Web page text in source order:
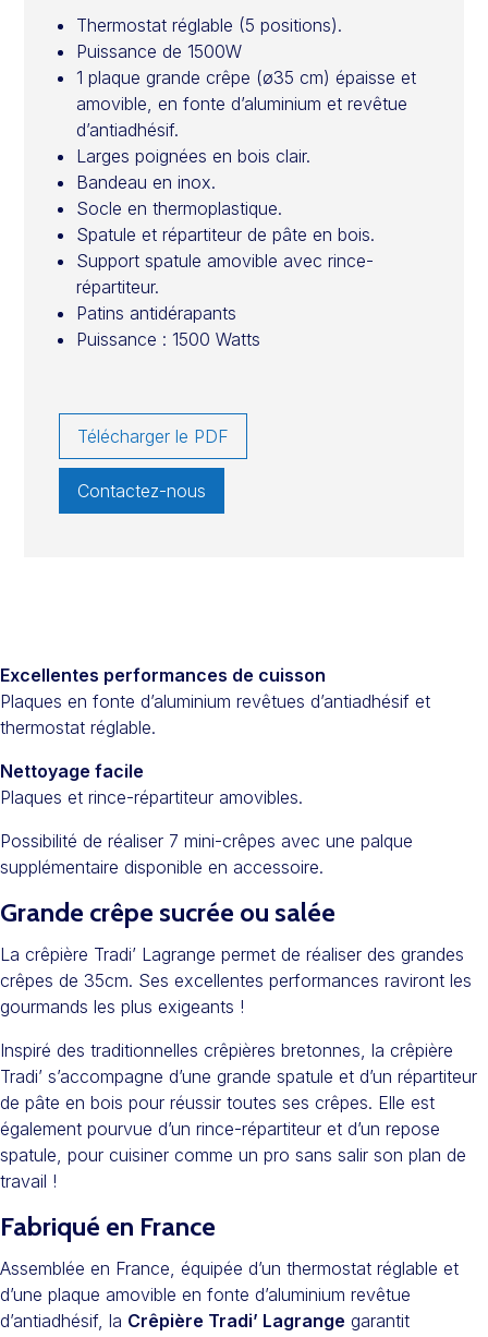
Thermostat réglable (5 positions).
Puissance de 1500W
1 plaque grande crêpe (ø35 cm) épaisse et
amovible, en fonte d’aluminium et revêtue
d’antiadhésif.
Larges poignées en bois clair.
Bandeau en inox.
Socle en thermoplastique.
Spatule et répartiteur de pâte en bois.
Support spatule amovible avec rince-
répartiteur.
Patins antidérapants
Puissance : 1500 Watts
Télécharger le PDF
Contactez-nous
Excellentes performances de cuisson
Plaques en fonte d’aluminium revêtues d’antiadhésif et
thermostat réglable.
Nettoyage facile
Plaques et rince-répartiteur amovibles.
Possibilité de réaliser 7 mini-crêpes avec une palque
supplémentaire disponible en accessoire.
Grande crêpe sucrée ou salée
La crêpière Tradi’ Lagrange permet de réaliser des grandes
crêpes de 35cm. Ses excellentes performances raviront les
gourmands les plus exigeants !
Inspiré des traditionnelles crêpières bretonnes, la crêpière
Tradi’ s’accompagne d’une grande spatule et d’un répartiteur
de pâte en bois pour réussir toutes ses crêpes. Elle est
également pourvue d’un rince-répartiteur et d’un repose
spatule, pour cuisiner comme un pro sans salir son plan de
travail !
Fabriqué en France
Assemblée en France, équipée d’un thermostat réglable et
d’une plaque amovible en fonte d’aluminium revêtue
d’antiadhésif, la Crêpière Tradi’ Lagrange garantit